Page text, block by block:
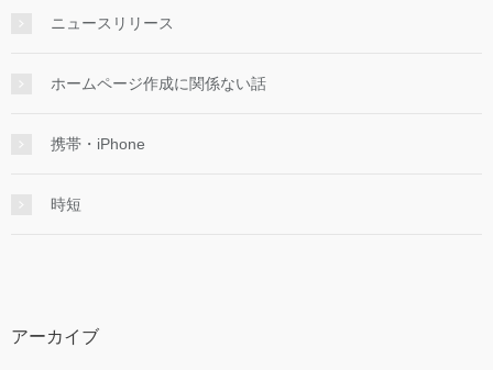
ニュースリリース
ホームページ作成に関係ない話
携帯・iPhone
時短
アーカイブ